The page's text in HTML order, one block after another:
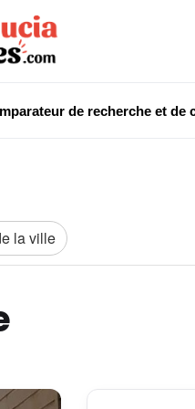
de recherche et de
la ville